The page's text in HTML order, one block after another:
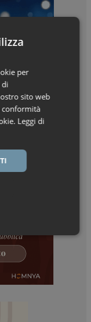
per
di
sito web
conformità
Leggi di